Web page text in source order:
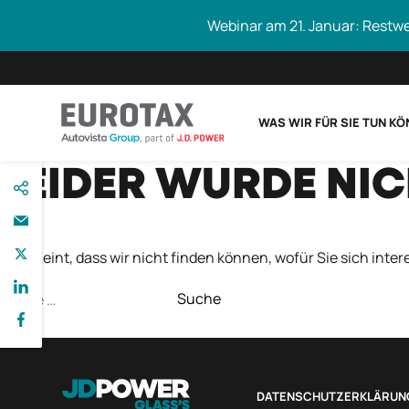
zum
Inhalt
Webinar am 21. Januar:
WAS WIR FÜR SIE TUN
Eurotax
LEIDER WURDE
Es scheint, dass wir nicht finden können, wofür Sie sich
Suche
nach: